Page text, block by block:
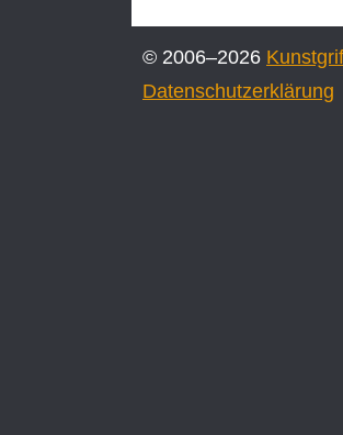
© 2006–2026
Datenschutzerklärung